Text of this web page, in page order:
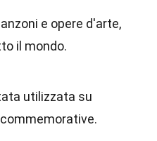
e opere d'arte,
il mondo.
utilizzata su